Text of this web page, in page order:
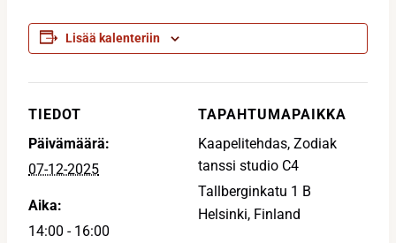
Lisää kalenteriin
TIEDOT
Päivämäärä:
07-12-2025
Aika:
14:00 - 16:00
TAPAHTUMAPAIKKA
Kaapelitehdas, Zodiak
tanssi studio C4
Tallberginkatu 1 B
Helsinki, Finland